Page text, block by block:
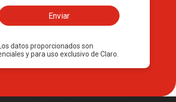
Enviar
Los datos proporcionados son
y para uso exclusivo de Claro.